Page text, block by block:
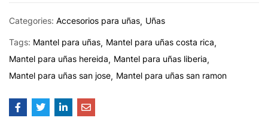
Categories: Accesorios para uñas Uñas
Tags: Mantel para uñas Mantel para uñas costa rica
Mantel para uñas hereida
Mantel para uñas liberia
Mantel para uñas san jose Mantel para uñas san ramon